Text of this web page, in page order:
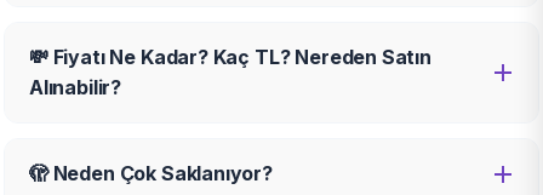
💸 Fiyatı Ne Kadar? Kaç TL? Nereden Satın
Alınabilir?
🫣 Neden Çok Saklanıyor?